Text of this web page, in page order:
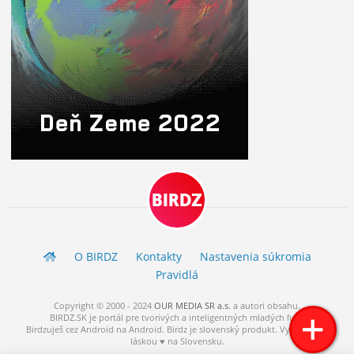
ĽUDIA
MÔJ PROFIL
NASTAVENIA
ROLETA
BIRDZ
O BIRDZ Kontakty
Nastavenia súkromia
Pravidlá
Copyright © 2000 - 2024 OUR MEDIA SR a.s. a autori obsahu.
BIRDZ.SK je portál pre tvorivých a inteligentných mladých ľudí.
Birdzuješ cez Android na Android. Birdz je slovenský produkt. Vytvorené s
láskou ♥ na Slovensku.